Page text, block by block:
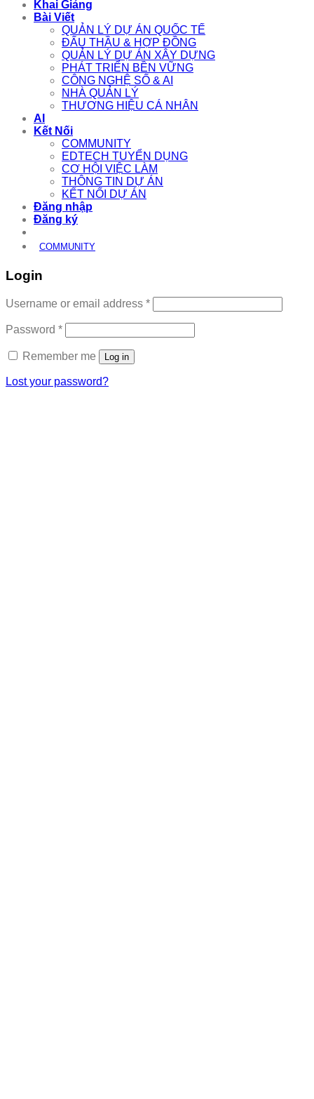
Khai Giảng
Bài Viết
QUẢN LÝ DỰ ÁN QUỐC TẾ
ĐẤU THẦU & HỢP ĐỒNG
QUẢN LÝ DỰ ÁN XÂY DỰNG
PHÁT TRIỂN BỀN VỮNG
CÔNG NGHỆ SỐ & AI
NHÀ QUẢN LÝ
THƯƠNG HIỆU CÁ NHÂN
AI
Kết Nối
COMMUNITY
EDTECH TUYỂN DỤNG
CƠ HỘI VIỆC LÀM
THÔNG TIN DỰ ÁN
KẾT NỐI DỰ ÁN
Đăng nhập
Đăng ký
COMMUNITY
Login
Username or email address *Required
Password *Required
Remember me Log in
Lost your password?